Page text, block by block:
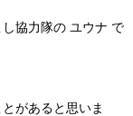
協力隊の ユウナ で
があると思いま